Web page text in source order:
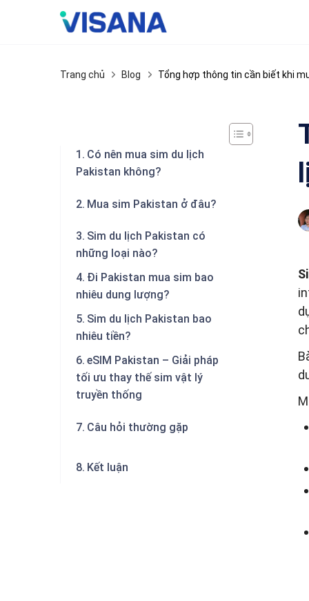
Trang chủ Blog Tổng hợp thông tin cần biết khi
Có nên mua sim du lịch
Pakistan không?
Mua sim Pakistan ở đâu?
Sim du lịch Pakistan có
những loại nào?
Đi Pakistan mua sim bao
nhiêu dung lượng?
Sim du lịch Pakistan bao
nhiêu tiền?
eSIM Pakistan – Giải pháp
tối ưu thay thế sim vật lý
truyền thống
Câu hỏi thường gặp
Kết luận